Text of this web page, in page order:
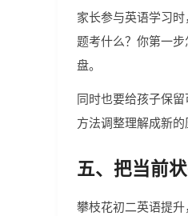
家长参与英语学习
题考什么？你第一
盘。
同时也要给孩子保
方法调整理解成新
五、把当前
攀枝花初二英语提